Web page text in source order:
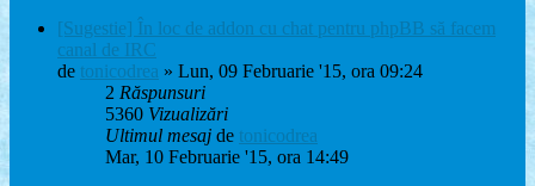
[Sugestie] În loc de addon cu chat pentru phpBB să facem
canal de IRC
de tonicodrea » Lun, 09 Februarie '15, ora 09:24
2 Răspunsuri
5360 Vizualizări
Ultimul mesaj de tonicodrea
Mar, 10 Februarie '15, ora 14:49